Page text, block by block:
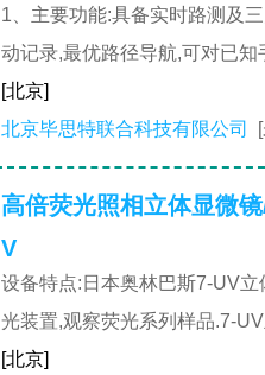
1、主要功能:具备实时路测及
动记录,最优路径导航,可对已
[北京]
北京毕思特联合科技有限公司
高倍荧光照相立体显微
V
设备特点:日本奥林巴斯7-UV
光装置,观察荧光系列样品.7-
[北京]